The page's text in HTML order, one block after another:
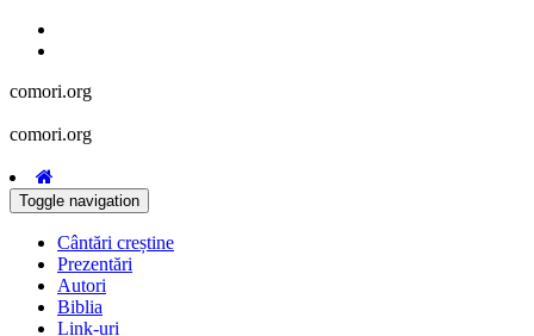
comori.org
comori.org
Toggle navigation
Cântări creștine
Prezentări
Autori
Biblia
Link-uri